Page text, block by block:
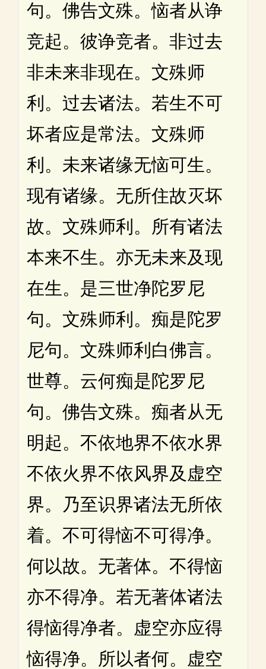
句。佛告文殊。恼者从诤
竞起。彼诤竞者。非过去
非未来非现在。文殊师
利。过去诸法。若生不可
坏者应是常法。文殊师
利。未来诸缘无恼可生。
现有诸缘。无所住故灭坏
故。文殊师利。所有诸法
本来不生。亦无未来及现
在生。是三世净陀罗尼
句。文殊师利。痴是陀罗
尼句。文殊师利白佛言。
世尊。云何痴是陀罗尼
句。佛告文殊。痴者从无
明起。不依地界不依水界
不依火界不依风界及虚空
界。乃至识界诸法无所依
着。不可得恼不可得净。
何以故。无著体。不得恼
亦不得净。若无著体诸法
得恼得净者。虚空亦应得
恼得净。所以者何。虚空